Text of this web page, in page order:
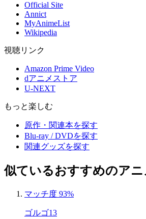
Official Site
Annict
MyAnimeList
Wikipedia
視聴リンク
Amazon Prime Video
dアニメストア
U-NEXT
もっと楽しむ
原作・関連本を探す
Blu-ray / DVDを探す
関連グッズを探す
似ているおすすめのアニ
マッチ度 93%
ゴルゴ13